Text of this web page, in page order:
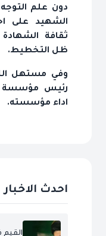
دون علم
الشهيد على
ثقافة
ظل التخطيط.
وفي مستهل
رئيس مؤسسة
اداء مؤسسته.
احدث الاخبار
القيم